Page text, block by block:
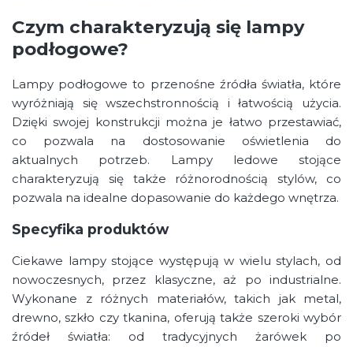
Czym charakteryzują się lampy
podłogowe?
Lampy podłogowe to przenośne źródła światła, które
wyróżniają się wszechstronnością i łatwością użycia.
Dzięki swojej konstrukcji można je łatwo przestawiać,
co pozwala na dostosowanie oświetlenia do
aktualnych potrzeb. Lampy ledowe stojące
charakteryzują się także różnorodnością stylów, co
pozwala na idealne dopasowanie do każdego wnętrza.
Specyfika produktów
Ciekawe lampy stojące występują w wielu stylach, od
nowoczesnych, przez klasyczne, aż po industrialne.
Wykonane z różnych materiałów, takich jak metal,
drewno, szkło czy tkanina, oferują także szeroki wybór
źródeł światła: od tradycyjnych żarówek po